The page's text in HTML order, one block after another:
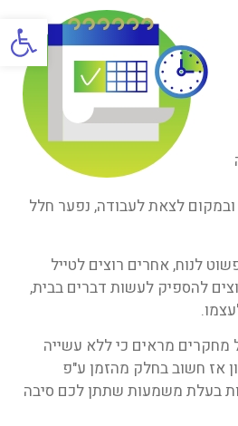
פתח
לצאת לעבודה, נפער חלל
לנוח, אחרים רוצים לטייל
להספיק לעשות דברים בבית,
מחקרים מראים כי ללא עשייה
אז חשוב בחלק מהזמן ע"פ
בעלת משמעות שתתן לכם סיבה